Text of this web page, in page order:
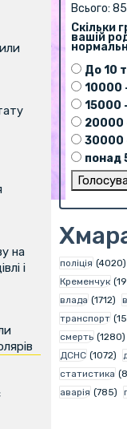
на
і
Всього:
Скільки
вашій
До 10
10000
15000
20000
30000
понад
поліція (4020)
Кременчук
влада (1712)
транспорт
смерть (1280)
ДСНС (1072)
статистика
аварія (785)